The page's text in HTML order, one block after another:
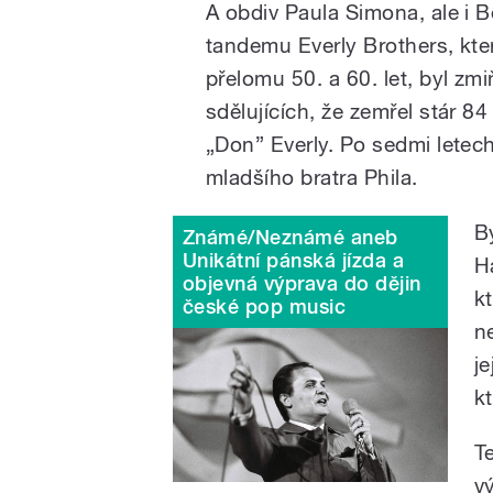
A obdiv Paula Simona, ale i
tandemu Everly Brothers,
přelomu 50. a 60. let, byl
sdělujících, že zemřel stár
„Don” Everly. Po sedmi
mladšího bratra Phila.
Známé/Neznámé aneb
Unikátní pánská jízda a
objevná výprava do dějin
české pop music